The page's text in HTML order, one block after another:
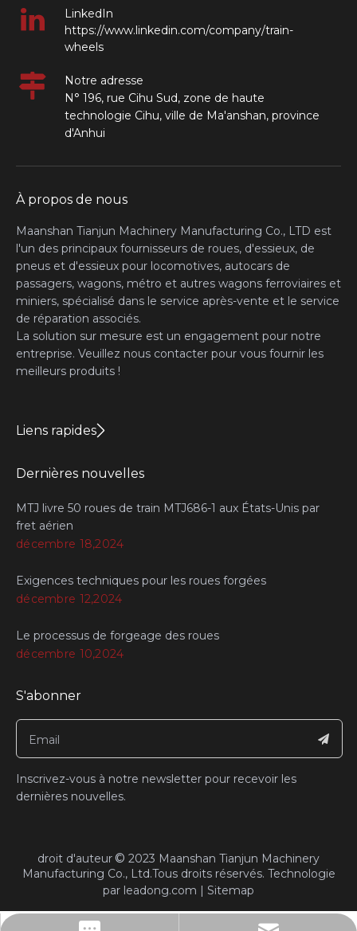
LinkedIn
https://www.linkedin.com/company/train-
wheels
Notre adresse
N° 196, rue Cihu Sud, zone de haute
technologie Cihu, ville de Ma'anshan, province
d'Anhui
À propos de nous
Maanshan Tianjun Machinery Manufacturing Co., LTD est
l'un des principaux fournisseurs de roues, d'essieux, de
pneus et d'essieux pour locomotives, autocars de
passagers, wagons, métro et autres wagons ferroviaires et
miniers, spécialisé dans le service après-vente et le service
de réparation associés.
La solution sur mesure est un engagement pour notre
entreprise. Veuillez nous contacter pour vous fournir les
meilleurs produits !
Liens rapides
Dernières nouvelles
MTJ livre 50 roues de train MTJ686-1 aux États-Unis par
fret aérien
décembre 18,2024
Exigences techniques pour les roues forgées
décembre 12,2024
Le processus de forgeage des roues
décembre 10,2024
S'abonner
Inscrivez-vous à notre newsletter pour recevoir les
dernières nouvelles.
​droit d'auteur© 2023 Maanshan Tianjun Machinery
Manufacturing Co., Ltd.Tous droits réservés.​​​​​​​ Technologie
par leadong.com Sitemap